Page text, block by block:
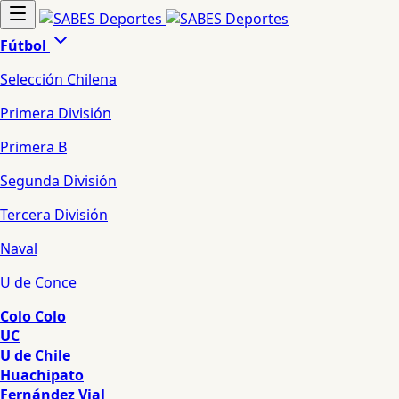
Fútbol
Selección Chilena
Primera División
Primera B
Segunda División
Tercera División
Naval
U de Conce
Colo Colo
UC
U de Chile
Huachipato
Fernández Vial